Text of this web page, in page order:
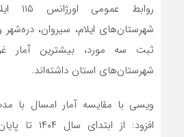
شهرستان‌های ایلام، سیروان، دره‌شهر
ثبت سه مورد، بیشترین آمار
شهرستان‌های استان داشته‌اند.
ویسی با مقایسه آمار امسال با